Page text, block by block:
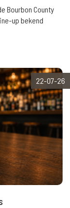
Bourbon County
up bekend
22-07-26